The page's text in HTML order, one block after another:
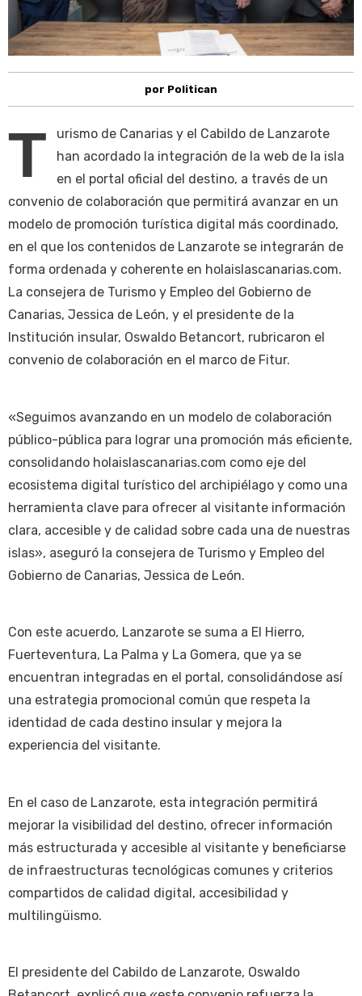
por Politican
T
urismo de Canarias y el Cabildo de Lanzarote
han acordado la integración de la web de la isla
en el portal oficial del destino, a través de un
convenio de colaboración que permitirá avanzar en un
modelo de promoción turística digital más coordinado,
en el que los contenidos de Lanzarote se integrarán de
forma ordenada y coherente en holaislascanarias.com.
La consejera de Turismo y Empleo del Gobierno de
Canarias, Jessica de León, y el presidente de la
Institución insular, Oswaldo Betancort, rubricaron el
convenio de colaboración en el marco de Fitur.
«Seguimos avanzando en un modelo de colaboración
público-pública para lograr una promoción más eficiente,
consolidando holaislascanarias.com como eje del
ecosistema digital turístico del archipiélago y como una
herramienta clave para ofrecer al visitante información
clara, accesible y de calidad sobre cada una de nuestras
islas», aseguró la consejera de Turismo y Empleo del
Gobierno de Canarias, Jessica de León.
Con este acuerdo, Lanzarote se suma a El Hierro,
Fuerteventura, La Palma y La Gomera, que ya se
encuentran integradas en el portal, consolidándose así
una estrategia promocional común que respeta la
identidad de cada destino insular y mejora la
experiencia del visitante.
En el caso de Lanzarote, esta integración permitirá
mejorar la visibilidad del destino, ofrecer información
más estructurada y accesible al visitante y beneficiarse
de infraestructuras tecnológicas comunes y criterios
compartidos de calidad digital, accesibilidad y
multilingüismo.
El presidente del Cabildo de Lanzarote, Oswaldo